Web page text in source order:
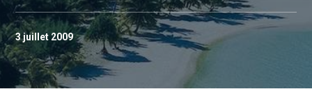
3 juillet 2009